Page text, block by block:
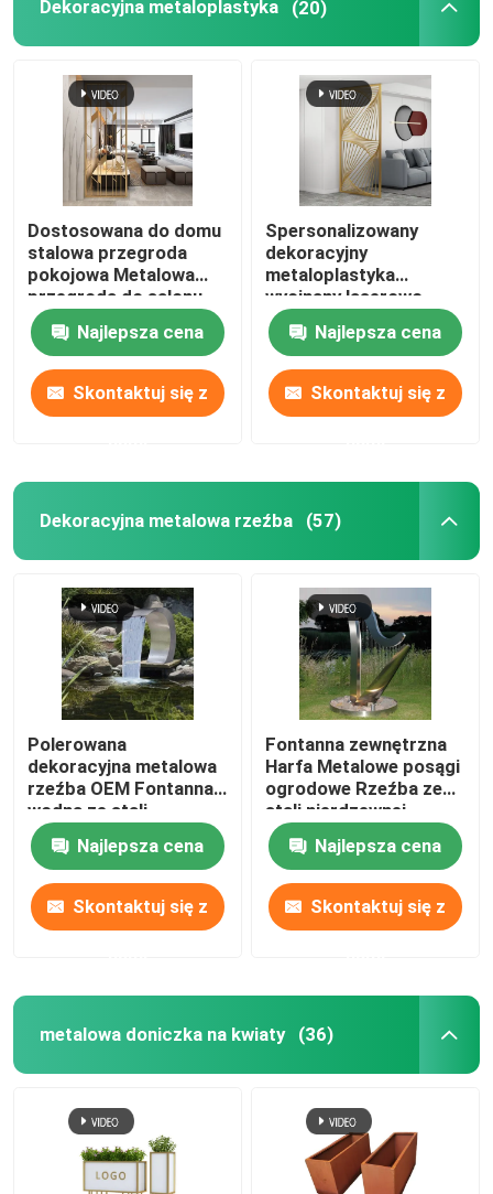
Metalowy kosz na śmieci
Dekoracyjna metaloplastyka (20)
Dostosowana do domu
stalowa przegroda
pokojowa Metalowa
przegroda do salonu
Najlepsza cena
Skontaktuj się z
Spersonalizowany
dekoracyjny
metaloplastyka
wycinany laserowo
metalowy parawan do
salonuNajlepsza cena
Skontaktuj się z
Dekoracyjna metalowa rzeźba (57)
Polerowana
dekoracyjna metalowa
rzeźba OEM Fontanna
wodna ze stali
nierdzewnej
Najlepsza cena
Skontaktuj się z
Fontanna zewnętrzna
Harfa Metalowe posągi
ogrodowe Rzeźba ze
stali nierdzewnej
Najlepsza cena
Skontaktuj się z
metalowa doniczka na kwiaty (36)